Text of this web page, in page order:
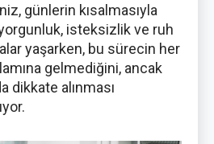
günlerin kısalmasıyla
isteksizlik ve ruh
yaşarken, bu sürecin her
gelmediğini, ancak
dikkate alınması